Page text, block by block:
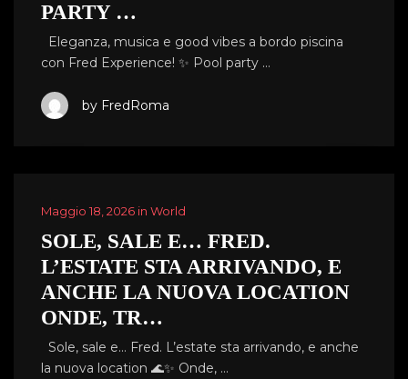
PARTY …
Eleganza, musica e good vibes a bordo piscina
con Fred Experience! ✨ Pool party …
by FredRoma
Maggio 18, 2026 in World
SOLE, SALE E… FRED.
L’ESTATE STA ARRIVANDO, E
ANCHE LA NUOVA LOCATION
ONDE, TR…
Sole, sale e… Fred. L’estate sta arrivando, e anche
la nuova location 🌊✨ Onde, …